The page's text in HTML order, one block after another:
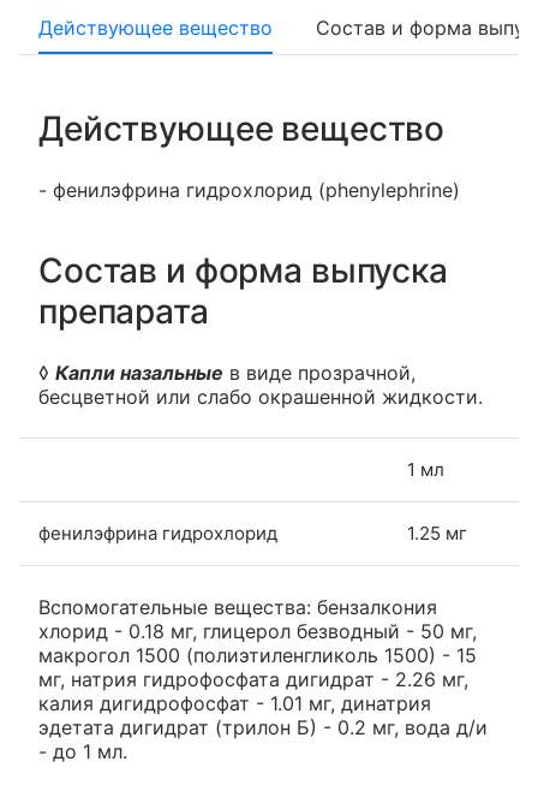
Действующее вещество Состав и форма
Действующее вещество
- фенилэфрина гидрохлорид (phenylephrine)
Состав и форма выпуска
препарата
◊ Капли назальные в виде прозрачной,
бесцветной или слабо окрашенной жидкости.
1 мл
фенилэфрина гидрохлорид 1.25 мг
Вспомогательные вещества: бензалкония
хлорид - 0.18 мг, глицерол безводный - 50 мг,
макрогол 1500 (полиэтиленгликоль 1500) - 15
мг, натрия гидрофосфата дигидрат - 2.26 мг,
калия дигидрофосфат - 1.01 мг, динатрия
эдетата дигидрат (трилон Б) - 0.2 мг, вода д/и
- до 1 мл.